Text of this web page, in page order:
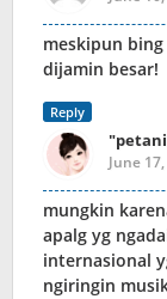
meskipun
dijamin besar!
Reply
June
mungkin
apalg yg
internasional
ngiringin